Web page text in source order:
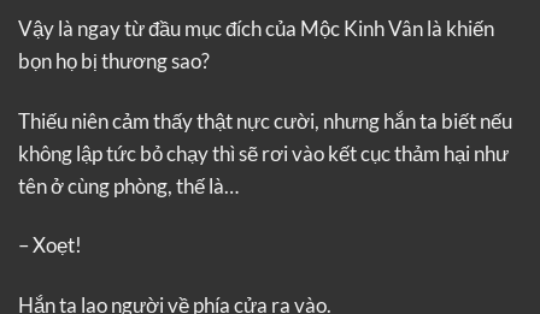
Vậy là ngay từ đầu mục đích của Mộc Kinh Vân là khiến
bọn họ bị thương sao?
Thiếu niên cảm thấy thật nực cười, nhưng hắn ta biết nếu
không lập tức bỏ chạy thì sẽ rơi vào kết cục thảm hại như
tên ở cùng phòng, thế là…
– Xoẹt!
Hắn ta lao người về phía cửa ra vào.